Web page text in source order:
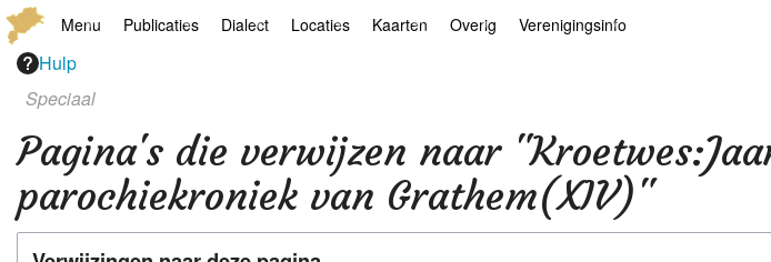
Menu
Nieuws archief
Publicaties
Overige
Dialect
Gedicht van Har Sniekers in het Thoears
Locaties
Grenspalen
Kaarten
Zoom
Overig Verenigingsinfo
RHIDOC
Hulp
Speciaal
Pagina's die verwijzen naar
parochiekroniek van Grathem(XIV)"